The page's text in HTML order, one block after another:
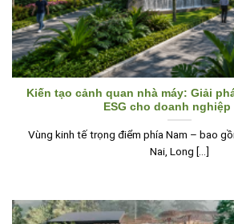
Kiến tạo cảnh quan nhà máy: Giải
ESG cho doanh nghiệp
Vùng kinh tế trọng điểm phía Nam – bao
Nai, Long [...]